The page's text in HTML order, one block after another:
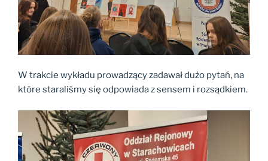
W trakcie wykładu prowadzący zadawał dużo pytań, na
które staraliśmy się odpowiada z sensem i rozsądkiem.